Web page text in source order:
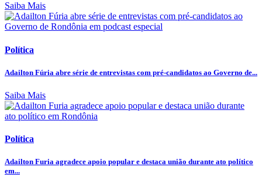
Saiba Mais
Política
Adailton Fúria abre série de entrevistas com pré-candidatos ao Governo de...
Saiba Mais
Política
Adailton Furia agradece apoio popular e destaca união durante ato político
em...